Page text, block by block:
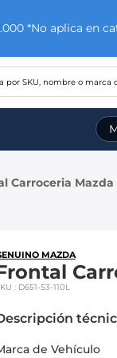
*No aplica en
por SKU,
Carroceria Mazda
MAZDA
: D651-53-110L
de Vehículo